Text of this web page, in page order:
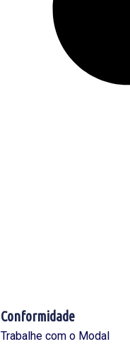
Conformidade
Trabalhe com o Modal